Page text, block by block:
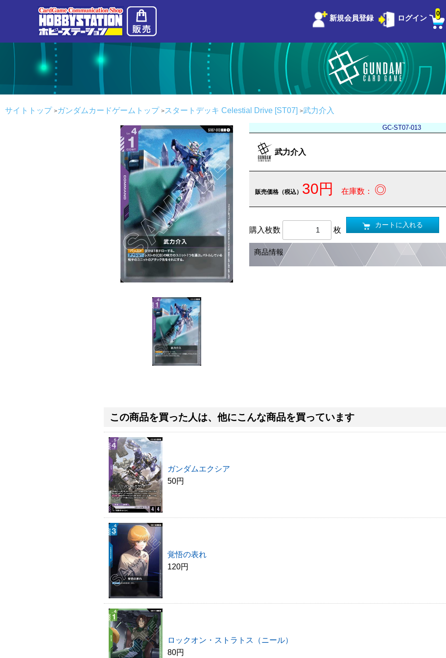
新規会員登録 ログイン
0
サイトトップ ガンダムカードゲームトップ スタートデッキ Celestial Drive [ST07] 武力介入
GC-ST07-013
武力介入
販売価格（税込） 30円 在庫数： ◎
購入枚数 枚
カートに入れる
商品情報
この商品を買った人は、他にこんな商品を買っています
ガンダムエクシア
50円
覚悟の表れ
120円
ロックオン・ストラトス（ニール）
80円